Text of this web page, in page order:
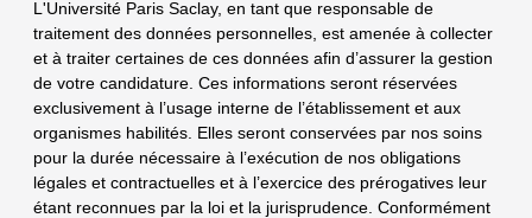
L'Université Paris Saclay, en tant que responsable de
traitement des données personnelles, est amenée à collecter
et à traiter certaines de ces données afin d’assurer la gestion
de votre candidature. Ces informations seront réservées
exclusivement à l’usage interne de l’établissement et aux
organismes habilités. Elles seront conservées par nos soins
pour la durée nécessaire à l’exécution de nos obligations
légales et contractuelles et à l’exercice des prérogatives leur
étant reconnues par la loi et la jurisprudence. Conformément